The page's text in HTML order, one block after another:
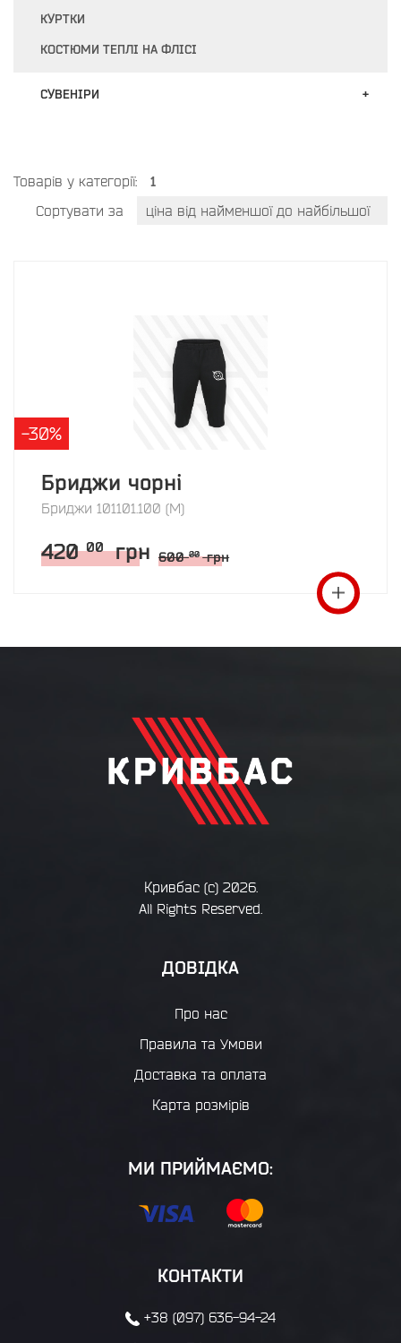
КУРТКИ
КОСТЮМИ ТЕПЛІ НА ФЛІСІ
СУВЕНIРИ
Товарів у категорії:
1
Сортувати за
ціна від найменшої до найбільшої
Бриджи чорні
Бриджи 101101.100 (М)
420 00 грн 600 00 грн
-30%
Кривбас(с) 2026.
All Rights Reserved.
ДОВІДКА
Про нас
Правила та Умови
Доставка та оплата
Карта розмірів
МИ ПРИЙМАЄМО:
КОНТАКТИ
+38 (097) 636-94-24